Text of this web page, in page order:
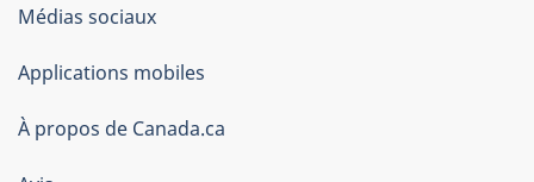
À
propos
de
Médias sociaux
Applications mobiles
À propos de Canada.ca